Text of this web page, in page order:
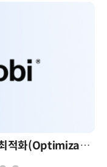
AI 시대의 의사결정을 바꾸는 수리최적화(Optimization): 실제 산업 적용 사례와 활용 전략